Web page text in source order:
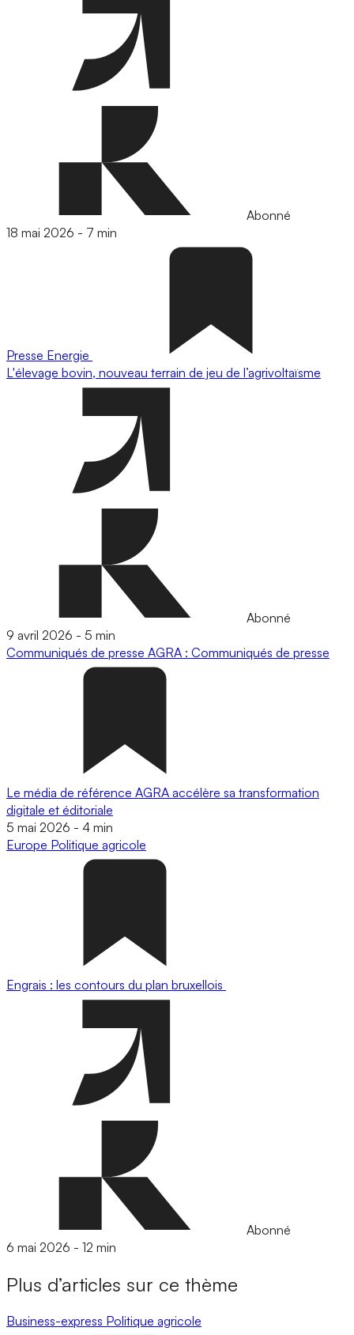
Abonné
18 mai 2026 - 7 min
Presse Energie
L'élevage bovin, nouveau terrain de jeu de l’agrivoltaïsme
Abonné
9 avril 2026 - 5 min
Communiqués de presse AGRA : Communiqués de presse
Le média de référence AGRA accélère sa transformation
digitale et éditoriale
5 mai 2026 - 4 min
Europe Politique agricole
Engrais : les contours du plan bruxellois
Abonné
6 mai 2026 - 12 min
Plus d’articles sur ce thème
Business-express Politique agricole